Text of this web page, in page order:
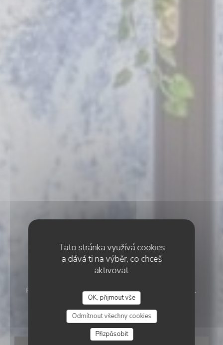
Tato stránka využívá cookies
a dává ti na výběr, co chceš
aktivovat
OK, přijmout vše
Odmítnout všechny cookies
Přizpůsobit
RESTAURANT TRADITIONNEL• COURCHEVEL
RESTAURANT HENRI
RESTAURANT HENRI